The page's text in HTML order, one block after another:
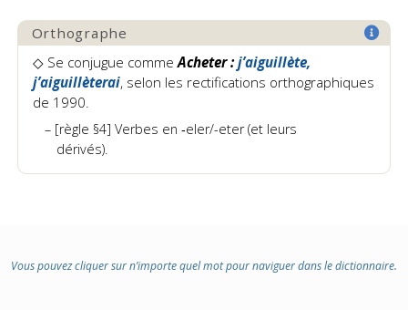
Orthographe
◇ Se conjugue comme Acheter :j’aiguillète,
j’aiguillèterai, selon les rectifications orthographiques
de 1990.
[règle §4] Verbes en ‑eler/-eter (et leurs
dérivés).
Vous pouvez cliquer sur n’importe quel mot pour naviguer dans le dictionnaire.